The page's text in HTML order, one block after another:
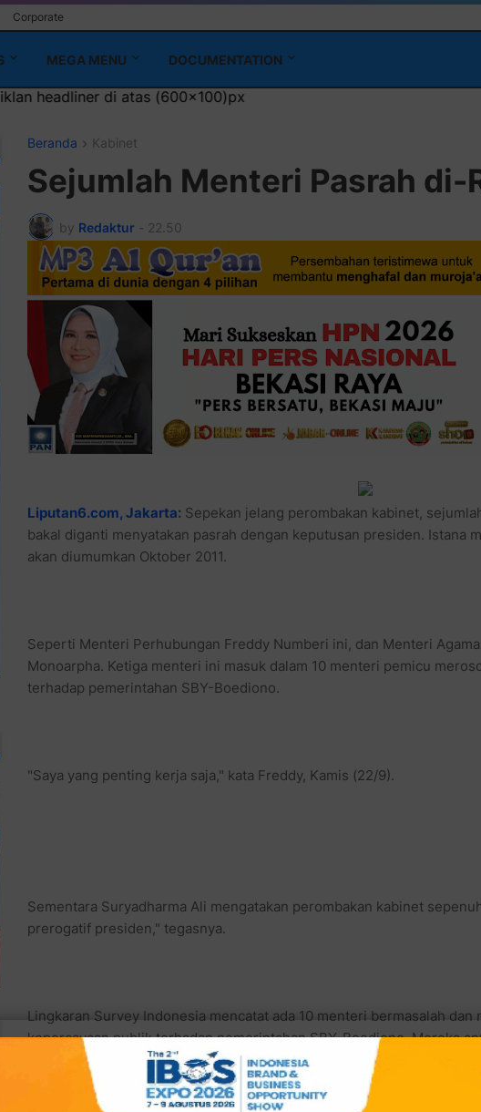
Corporate
MEGA MENU DOCUMENTATION
(600x100)px
Beranda Kabinet
Sejumlah Menteri Pasrah di-
by Redaktur - 22.50
Liputan6.com, Jakarta: Sepekan jelang perombakan kabinet,
bakal diganti menyatakan pasrah dengan keputusan presiden. Istana
akan diumumkan Oktober 2011.
Seperti Menteri Perhubungan Freddy Numberi ini, dan Menteri
Monoarpha. Ketiga menteri ini masuk dalam 10 menteri pemicu
terhadap pemerintahan SBY-Boediono.
"Saya yang penting kerja saja," kata Freddy, Kamis (22/9).
Sementara Suryadharma Ali mengatakan perombakan kabinet
prerogatif presiden," tegasnya.
Lingkaran Survey Indonesia mencatat ada 10 menteri bermasalah
kepercayaan publik terhadap pemerintahan SBY-Boediono. Mereka
Abubakar dan Menteri Kesehatan Endang Sedyaningsih yang
Kontroversi remisi koruptor yang melibatkan Menteri Hukum dan HAM